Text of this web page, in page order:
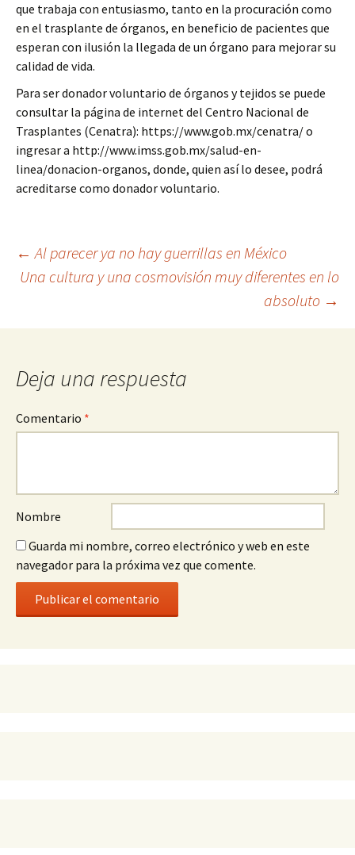
que trabaja con entusiasmo, tanto en la procuración como
en el trasplante de órganos, en beneficio de pacientes que
esperan con ilusión la llegada de un órgano para mejorar su
calidad de vida.
Para ser donador voluntario de órganos y tejidos se puede
consultar la página de internet del Centro Nacional de
Trasplantes (Cenatra): https://www.gob.mx/cenatra/ o
ingresar a http://www.imss.gob.mx/salud-en-
linea/donacion-organos, donde, quien así lo desee, podrá
acreditarse como donador voluntario.
← Al parecer ya no hay guerrillas en México
Una cultura y una cosmovisión muy diferentes en lo
absoluto →
Deja una respuesta
Comentario *
Nombre
Guarda mi nombre, correo electrónico y web en este
navegador para la próxima vez que comente.